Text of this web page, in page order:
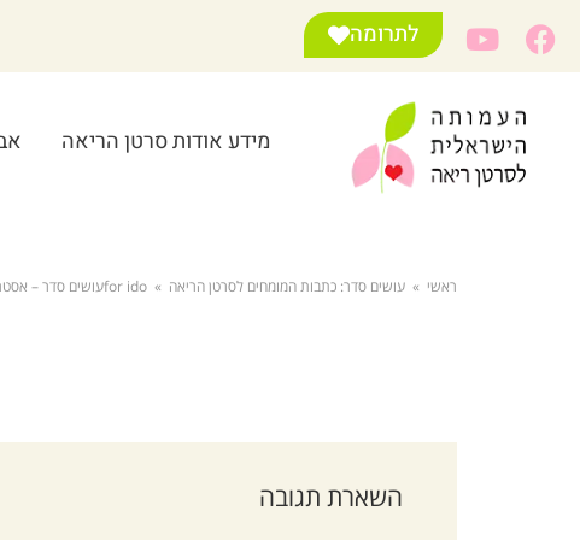
לתרומה
מידע אודות סרטן הריאה
ראשי » עושים סדר: כתבות המומחים לסרטן הריאה » for idoעושים סדר – אסטרהזניקה 21
השארת תגובה